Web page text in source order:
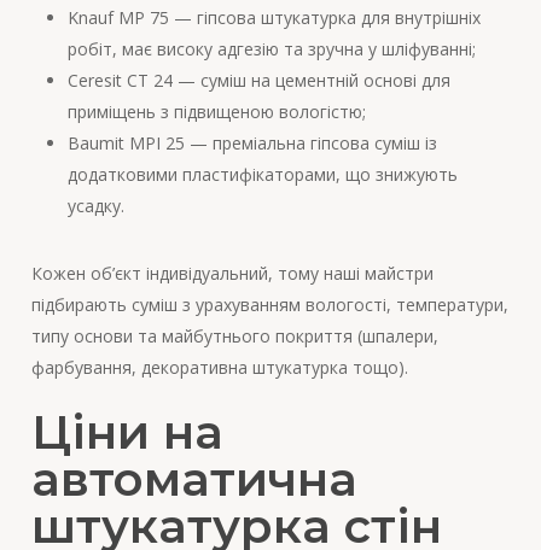
Knauf MP 75 — гіпсова штукатурка для внутрішніх
робіт, має високу адгезію та зручна у шліфуванні;
Ceresit CT 24 — суміш на цементній основі для
приміщень з підвищеною вологістю;
Baumit MPI 25 — преміальна гіпсова суміш із
додатковими пластифікаторами, що знижують
усадку.
Кожен об’єкт індивідуальний, тому наші майстри
підбирають суміш з урахуванням вологості, температури,
типу основи та майбутнього покриття (шпалери,
фарбування, декоративна штукатурка тощо).
Ціни на
автоматична
штукатурка стін